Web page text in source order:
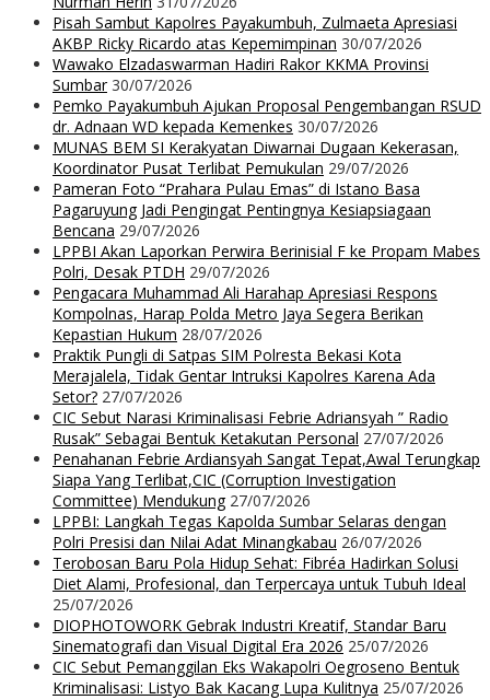
Pisah Sambut Kapolres Payakumbuh, Zulmaeta Apresiasi
AKBP Ricky Ricardo atas Kepemimpinan 30/07/2026
Wawako Elzadaswarman Hadiri Rakor KKMA Provinsi
Sumbar 30/07/2026
Pemko Payakumbuh Ajukan Proposal Pengembangan RSUD
dr. Adnaan WD kepada Kemenkes 30/07/2026
MUNAS BEM SI Kerakyatan Diwarnai Dugaan Kekerasan,
Koordinator Pusat Terlibat Pemukulan 29/07/2026
Pameran Foto “Prahara Pulau Emas” di Istano Basa
Pagaruyung Jadi Pengingat Pentingnya Kesiapsiagaan
Bencana 29/07/2026
LPPBI Akan Laporkan Perwira Berinisial F ke Propam Mabes
Polri, Desak PTDH 29/07/2026
Pengacara Muhammad Ali Harahap Apresiasi Respons
Kompolnas, Harap Polda Metro Jaya Segera Berikan
Kepastian Hukum 28/07/2026
Praktik Pungli di Satpas SIM Polresta Bekasi Kota
Merajalela, Tidak Gentar Intruksi Kapolres Karena Ada
Setor? 27/07/2026
CIC Sebut Narasi Kriminalisasi Febrie Adriansyah ” Radio
Rusak” Sebagai Bentuk Ketakutan Personal 27/07/2026
Penahanan Febrie Ardiansyah Sangat Tepat,Awal Terungkap
Siapa Yang Terlibat,CIC (Corruption Investigation
Committee) Mendukung 27/07/2026
LPPBI: Langkah Tegas Kapolda Sumbar Selaras dengan
Polri Presisi dan Nilai Adat Minangkabau 26/07/2026
Terobosan Baru Pola Hidup Sehat: Fibréa Hadirkan Solusi
Diet Alami, Profesional, dan Terpercaya untuk Tubuh Ideal
25/07/2026
DIOPHOTOWORK Gebrak Industri Kreatif, Standar Baru
Sinematografi dan Visual Digital Era 2026 25/07/2026
CIC Sebut Pemanggilan Eks Wakapolri Oegroseno Bentuk
Kriminalisasi: Listyo Bak Kacang Lupa Kulitnya 25/07/2026